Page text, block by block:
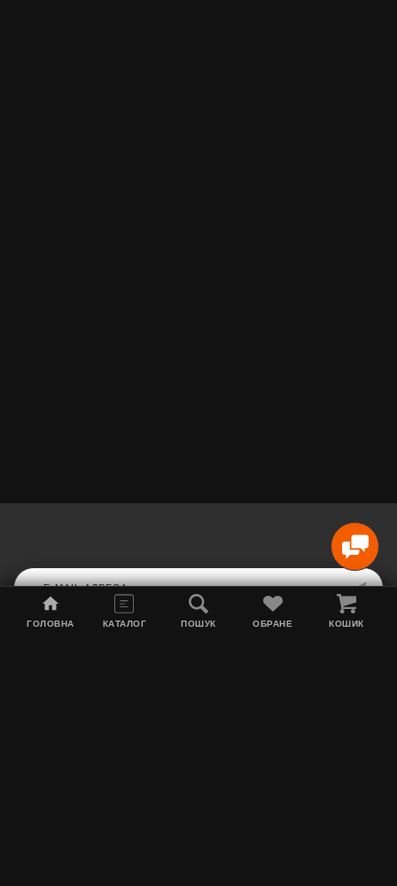
ГОЛОВНА КАТАЛОГ ПОШУК ОБРАНЕ КОШИК